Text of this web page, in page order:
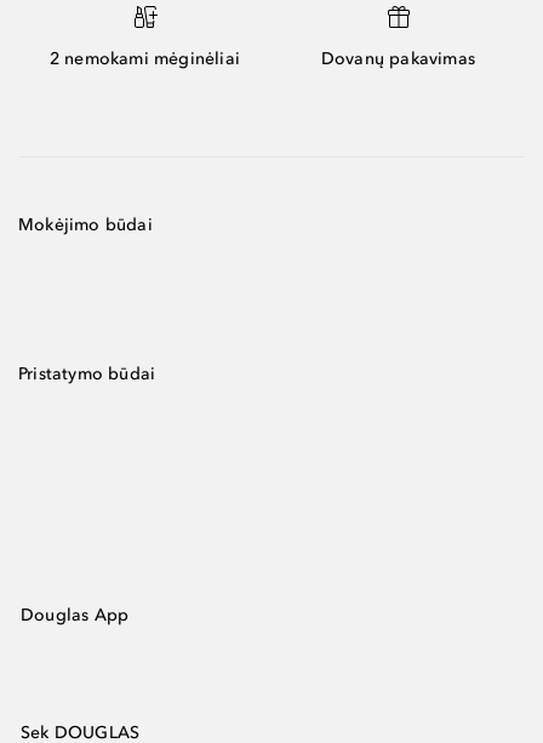
2 nemokami mėginėliai Dovanų pakavimas
Mokėjimo būdai
Pristatymo būdai
Douglas App
Sek DOUGLAS